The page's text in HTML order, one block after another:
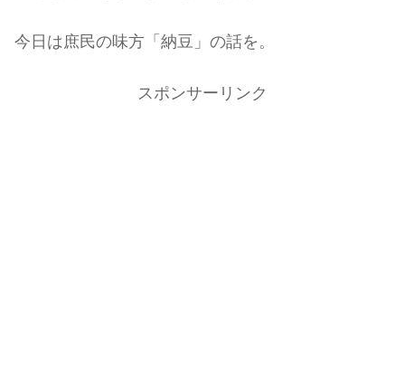
今日は庶民の味方「納豆」の話を。
スポンサーリンク